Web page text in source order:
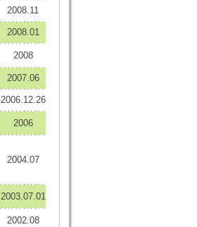
2008.11
2008.01
2008
2007.06
2006.12.26
2006
2004.07
2003.07.01
2002.08